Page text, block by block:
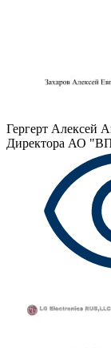
Гергерт Алексей
Директора АО